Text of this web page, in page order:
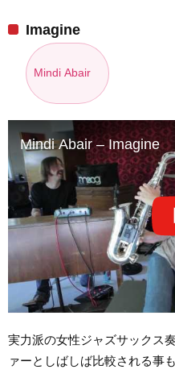
Imagine
Mindi Abair
Mindi Abair – Imagine
実力派の女性ジャズサックス
ァーとしばしば比較される事